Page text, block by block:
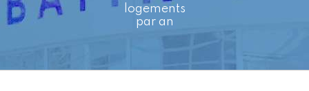
logements
par an